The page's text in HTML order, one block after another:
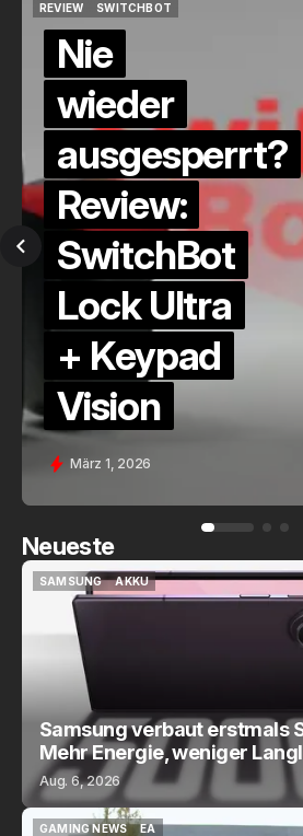
QUICKCHECK
Die Alexa-
Home
Assistant
Voice (PE)
Feb. 9, 2026
Neueste
SAMSUNG
SAMSUNG
AKKU
AKKU
Samsung verbaut erstmals
Mehr Energie, weniger
Aug. 6, 2026
GAMING NEWS
EA